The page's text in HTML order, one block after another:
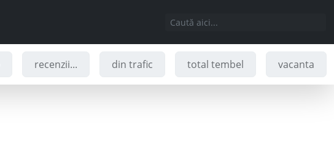
recenzii... din trafic total tembel vacanta